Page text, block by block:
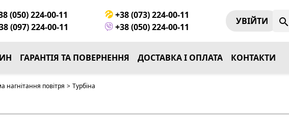
(050) 224-00-11
+38 (073) 224-00-11
(097) 224-00-11
+38 (050) 224-00-11
УВIЙТИ search
ГАРАНТІЯ ТА ПОВЕРНЕННЯ ДОСТАВКА І ОПЛАТА КОНТАКТИ
нагнітання повітря > Турбіна